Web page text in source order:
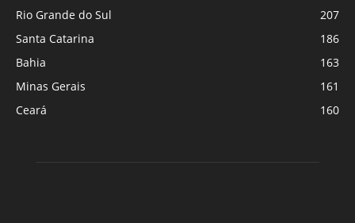
Rio Grande do Sul
207
Santa Catarina
186
Bahia
163
Minas Gerais
161
Ceará
160